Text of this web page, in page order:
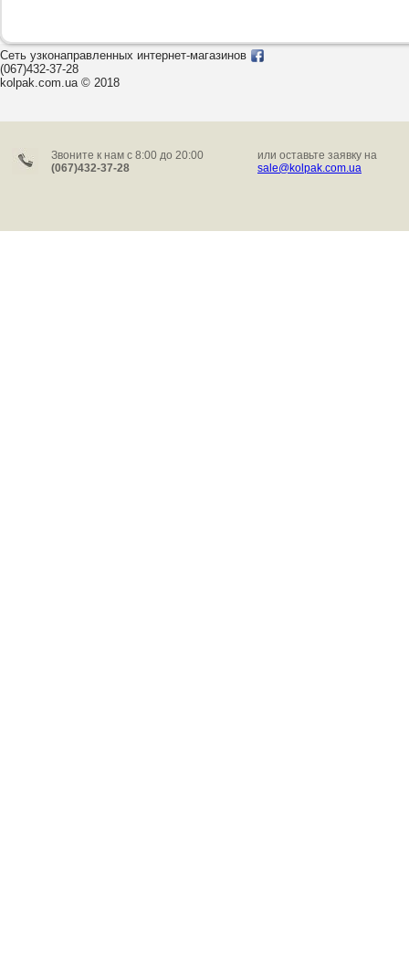
Сеть узконаправленных интернет-магазинов
(067)432-37-28
kolpak.com.ua © 2018
Звоните к нам c 8:00 до 20:00
(067)432-37-28
или оставьте заявку на
sale@kolpak.com.ua